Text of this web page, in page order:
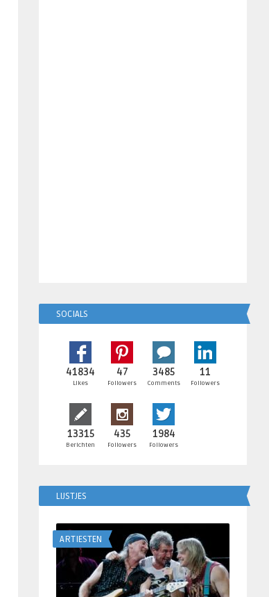
SOCIALS
41834
Likes
47
Followers
3485
Comments
11
Followers
13315
Berichten
435
Followers
1984
Followers
LIJSTJES
ARTIESTEN